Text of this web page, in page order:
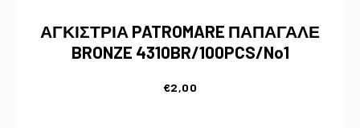
ΑΓΚΙΣΤΡΙΑ PATROMARE ΠΑΠΑΓΑΛΕ
BRONZE 4310BR/100PCS/No1
€2,00